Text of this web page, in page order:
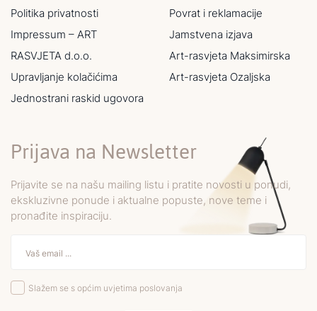
Politika privatnosti
Impressum – ART
RASVJETA d.o.o.
Upravljanje kolačićima
Jednostrani raskid ugovora
Povrat i reklamacije
Jamstvena izjava
Art-rasvjeta Maksimirska
Art-rasvjeta Ozaljska
Prijava na Newsletter
Prijavite se na našu mailing listu i pratite novosti u ponudi,
ekskluzivne ponude i aktualne popuste, nove teme i
pronađite inspiraciju.
Slažem se s općim uvjetima poslovanja